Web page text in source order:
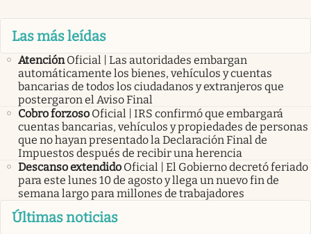
Las más leídas
Atención Oficial | Las autoridades embargan
automáticamente los bienes, vehículos y cuentas
bancarias de todos los ciudadanos y extranjeros que
postergaron el Aviso Final
Cobro forzoso Oficial | IRS confirmó que embargará
cuentas bancarias, vehículos y propiedades de personas
que no hayan presentado la Declaración Final de
Impuestos después de recibir una herencia
Descanso extendido Oficial | El Gobierno decretó feriado
para este lunes 10 de agosto y llega un nuevo fin de
semana largo para millones de trabajadores
Últimas noticias